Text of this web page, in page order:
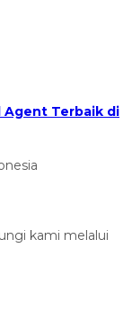
Agent Terbaik di
kami melalui